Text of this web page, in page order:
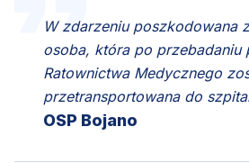
W zdarzeniu poszkodowana
osoba, która po przebadaniu
Ratownictwa Medycznego
przetransportowana do
OSP Bojano